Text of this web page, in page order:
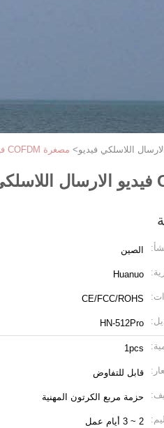
> مصغرة COFDM فيديو الارسال اللاسلكي طويل المدى جيد التوافق
الصين
Huanuo
CE/FCC/ROHS
HN-512Pro
1pcs
قابل للتفاوض
حزمة مربع الكرتون المهنية
2 ~ 3 أيام عمل